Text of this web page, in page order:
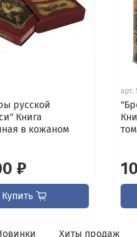
русской
Книга
в кожаном
₽
Купить
арт.
Хиты продаж